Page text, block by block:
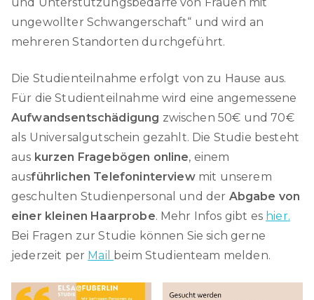
ungewollter Schwangerschaft“ und wird an
mehreren Standorten durchgeführt.
Die Studienteilnahme erfolgt von zu Hause aus.
Für die Studienteilnahme wird eine angemessene
Aufwandsentschädigung zwischen 50€ und 70€
als Universalgutschein gezahlt. Die Studie besteht
aus kurzen Fragebögen online, einem
ausführlichen Telefoninterviewmit unserem
geschulten Studienpersonal und der Abgabe von
einer kleinen Haarprobe. Mehr Infos gibt es hier.
Bei Fragen zur Studie können Sie sich gerne
jederzeit per Mail beim Studienteam melden.